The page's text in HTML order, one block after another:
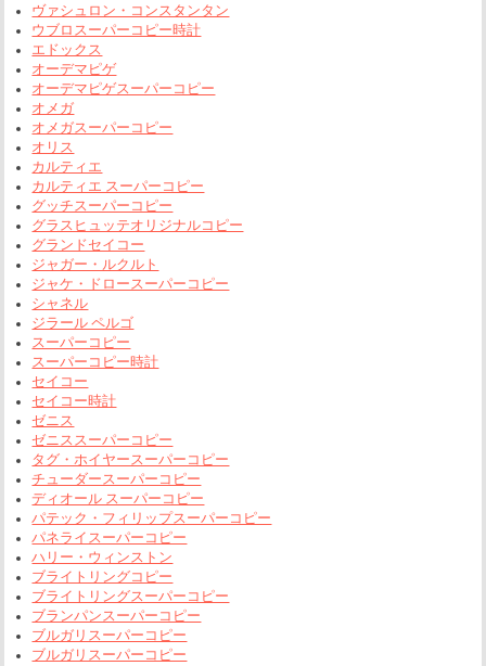
ヴァシュロン・コンスタンタン
ウブロスーパーコピー時計
エドックス
オーデマピゲ
オーデマピゲスーパーコピー
オメガ
オメガスーパーコピー
オリス
カルティエ
カルティエ スーパーコピー
グッチスーパーコピー
グラスヒュッテオリジナルコピー
グランドセイコー
ジャガー・ルクルト
ジャケ・ドロースーパーコピー
シャネル
ジラール ペルゴ
スーパーコピー
スーパーコピー時計
セイコー
セイコー時計
ゼニス
ゼニススーパーコピー
タグ・ホイヤースーパーコピー
チューダースーパーコピー
ディオール スーパーコピー
パテック・フィリップスーパーコピー
パネライスーパーコピー
ハリー・ウィンストン
ブライトリングコピー
ブライトリングスーパーコピー
ブランパンスーパーコピー
ブルガリスーパーコピー
ブルガリスーパーコピー